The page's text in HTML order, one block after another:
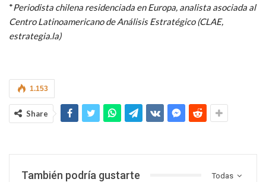
*Periodista chilena residenciada en Europa, analista asociada al
Centro Latinoamericano de Análisis Estratégico (CLAE,
estrategia.la)
1.153
Share
Todas
También podría gustarte